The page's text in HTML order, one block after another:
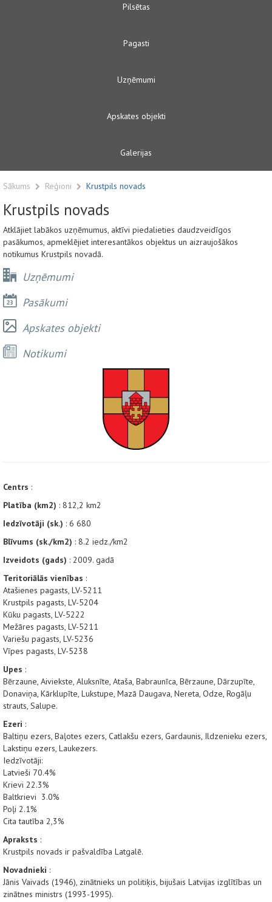
Pilsētas
Pagasti
Uzņēmumi
Apskates objekti
Galerijas
Sākums Reģioni Krustpils novads
Krustpils novads
Atklājiet labākos uzņēmumus, aktīvi piedalieties daudzveidīgos
pasākumos, apmeklējiet interesantākos objektus un aizraujošākos
notikumus Krustpils novadā.
Uzņēmumi
Pasākumi
Apskates objekti
Notikumi
Centrs :
Platība (km2) : 812,2 km2
Iedzīvotāji (sk.) : 6 680
Blīvums (sk./km2) : 8.2 iedz./km2
Izveidots (gads) : 2009. gadā
Teritoriālās vienības :
Atašienes pagasts, LV-5211
Krustpils pagasts, LV-5204
Kūku pagasts, LV-5222
Mežāres pagasts, LV-5211
Variešu pagasts, LV-5236
Vīpes pagasts, LV-5238
Upes :
Bērzaune, Aiviekste, Aluksnīte, Ataša, Babraunīca, Bērzaune, Dārzupīte,
Donaviņa, Kārklupīte, Lukstupe, Mazā Daugava, Nereta, Odze, Rogāļu
strauts, Salupe.
Ezeri :
Baltiņu ezers, Baļotes ezers, Catlakšu ezers, Gardaunis, Ildzenieku ezers,
Lakstiņu ezers, Laukezers.
Iedzīvotāji:
Latvieši 70.4%
Krievi 22.3%
Baltkrievi 3.0%
Poļi 2.1%
Cita tautība 2,3%
Apraksts :
Krustpils novads ir pašvaldība Latgalē.
Novadnieki :
Jānis Vaivads (1946), zinātnieks un politiķis, bijušais Latvijas izglītības un
zinātnes ministrs (1993-1995).